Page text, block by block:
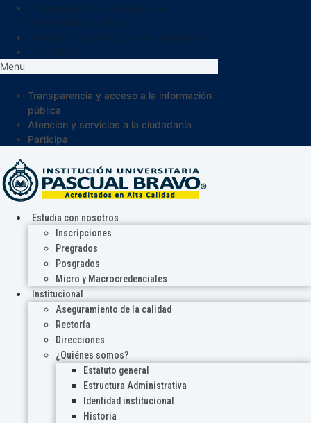
Menu
Transparencia y acceso a la información
pública
Atención y servicios a la ciudadanía
Participa
Estudia con nosotros
Inscripciones
Pregrados
Posgrados
Micro y Macrocredenciales
Institucional
Aseguramiento de la calidad
Rectoría
Direcciones
¿Quiénes somos?
Estatuto general
Estructura Administrativa
Identidad institucional
Historia